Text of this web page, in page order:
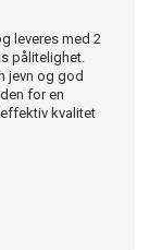
leveres med 2
pålitelighet.
jevn og god
for en
kvalitet